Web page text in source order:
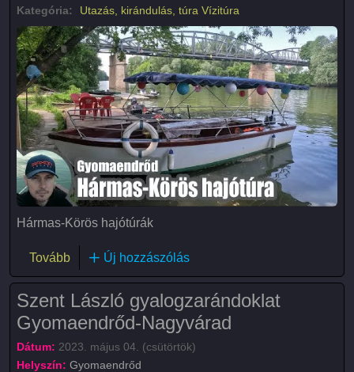
Kategória:
Utazás, kirándulás, túra Vízitúra
Hármas-Körös hajótúrák
Tovább(Hármas-Körös vízitúra III.)
Új hozzászólás
Szent László gyalogzarándoklat
Gyomaendrőd-Nagyvárad
Dátum: 2023. május 04. (csütörtök)
Helyszín: Gyomaendrőd